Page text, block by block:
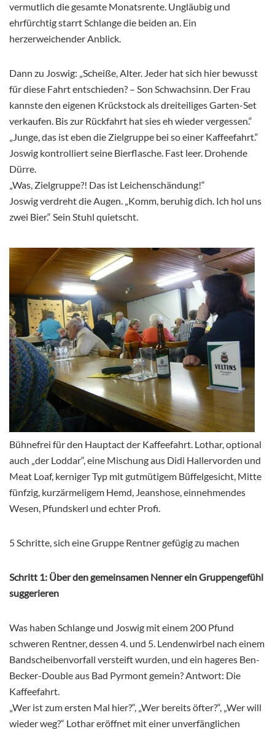
vermutlich die gesamte Monatsrente. Ungläubig und
ehrfürchtig starrt Schlange die beiden an. Ein
herzerweichender Anblick.
Dann zu Joswig: „Scheiße, Alter. Jeder hat sich hier bewusst
für diese Fahrt entschieden? – Son Schwachsinn. Der Frau
kannste den eigenen Krückstock als dreiteiliges Garten-Set
verkaufen. Bis zur Rückfahrt hat sies eh wieder vergessen.“
„Junge, das ist eben die Zielgruppe bei so einer Kaffeefahrt.“
Joswig kontrolliert seine Bierflasche. Fast leer. Drohende
Dürre.
„Was, Zielgruppe?! Das ist Leichenschändung!“
Joswig verdreht die Augen. „Komm, beruhig dich. Ich hol uns
zwei Bier.“ Sein Stuhl quietscht.
Bühnefrei für den Hauptact der Kaffeefahrt. Lothar, optional
auch „der Loddar“, eine Mischung aus Didi Hallervorden und
Meat Loaf, kerniger Typ mit gutmütigem Büffelgesicht, Mitte
fünfzig, kurzärmeligem Hemd, Jeanshose, einnehmendes
Wesen, Pfundskerl und echter Profi.
5 Schritte, sich eine Gruppe Rentner gefügig zu machen
Schritt 1: Über den gemeinsamen Nenner ein Gruppengefühl
suggerieren
Was haben Schlange und Joswig mit einem 200 Pfund
schweren Rentner, dessen 4. und 5. Lendenwirbel nach einem
Bandscheibenvorfall versteift wurden, und ein hageres Ben-
Becker-Double aus Bad Pyrmont gemein? Antwort: Die
Kaffeefahrt.
„Wer ist zum ersten Mal hier?“, „Wer bereits öfter?“, „Wer will
wieder weg?“ Lothar eröffnet mit einer unverfänglichen